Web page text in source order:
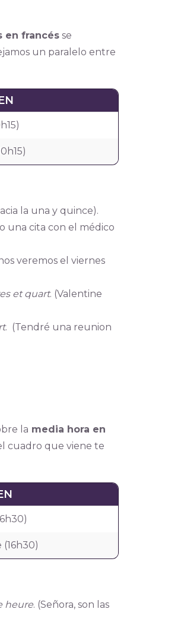
en francésse
un paralelo entre
la una y quince).
una cita con el médico
veremos el viernes
et quart. (Valentine
. (Tendré una reunion
la media hora en
cuadro que viene te
heure. (Señora, son las